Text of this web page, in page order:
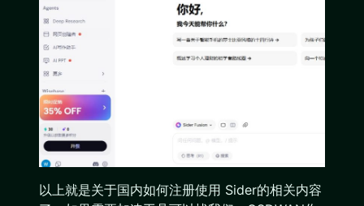
以上就是关于国内如何注册使用 Sider的相关内容